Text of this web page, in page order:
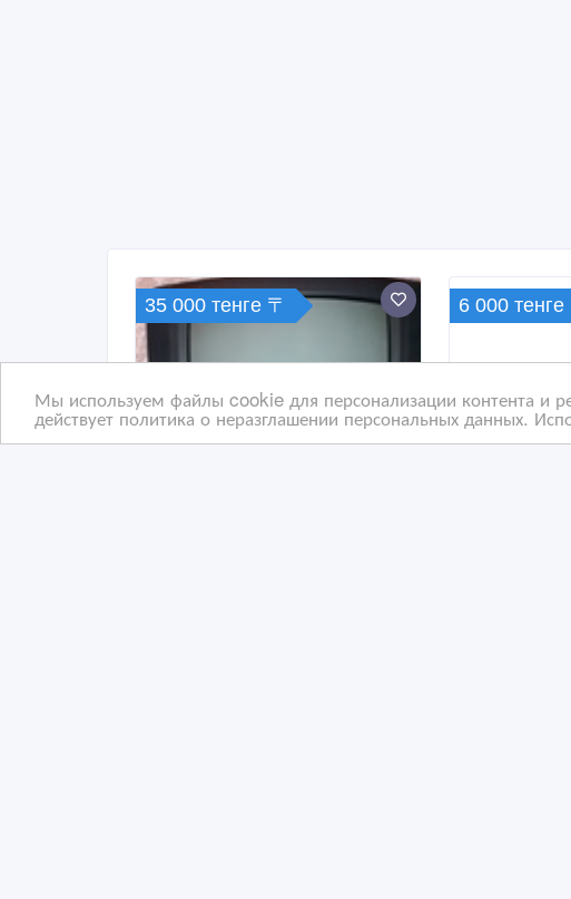
Мы используем файлы cookie для персонализации контента и
действует политика о неразглашении персональных данных.
35 000 тенге 〒 6 000 тенге